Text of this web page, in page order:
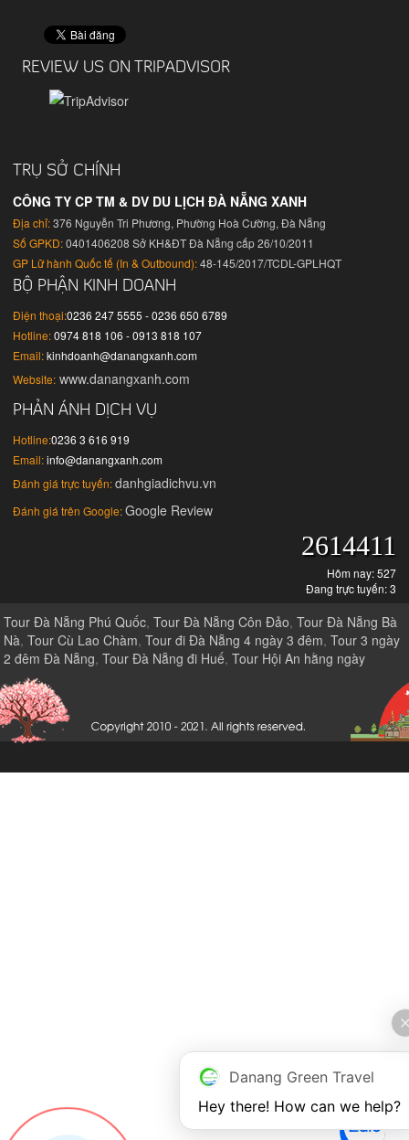
REVIEW US ON TRIPADVISOR
TRỤ SỞ CHÍNH
CÔNG TY CP TM & DV DU LỊCH ĐÀ NẴNG XANH
Địa chỉ:376 Nguyễn Tri Phương, Phường Hoà Cường, Đà Nẵng
Số GPKD:0401406208 Sở KH&ĐT Đà Nẵng cấp 26/10/2011
GP Lữ hành Quốc tế (In & Outbound):48-145/2017/TCDL-GPLHQT
BỘ PHẬN KINH DOANH
Điện thoại:0236 247 5555 - 0236 650 6789
Hotline: 0974 818 106 - 0913 818 107
Email: kinhdoanh@danangxanh.com
Website: www.danangxanh.com
PHẢN ÁNH DỊCH VỤ
Hotline:0236 3 616 919
Email: info@danangxanh.com
Đánh giá trực tuyến:danhgiadichvu.vn
Đánh giá trên Google: Google Review
2614411
Hôm nay: 527
Đang trực tuyến: 3
Tour Đà Nẵng Phú Quốc,Tour Đà Nẵng Côn Đảo,Tour Đà Nẵng Bà
Nà,Tour Cù Lao Chàm,Tour đi Đà Nẵng 4 ngày 3 đêm,Tour 3 ngày
2 đêm Đà Nẵng,Tour Đà Nẵng đi Huế,Tour Hội An hằng ngày
Danang Green Travel
Hey there! How can we help?